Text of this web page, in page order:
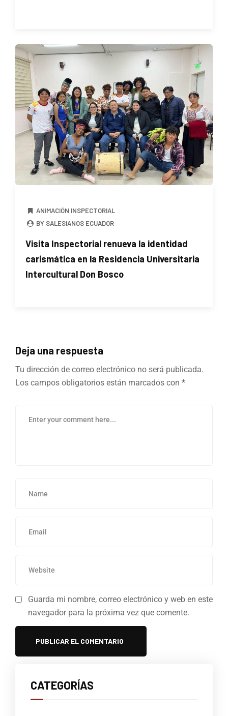
ANIMACIÓN INSPECTORIAL
BY SALESIANOS ECUADOR
Visita Inspectorial renueva la identidad
carismática en la Residencia Universitaria
Intercultural Don Bosco
Deja una respuesta
Tu dirección de correo electrónico no será publicada.
Los campos obligatorios están marcados con *
Guarda mi nombre, correo electrónico y web en este
navegador para la próxima vez que comente.
CATEGORÍAS